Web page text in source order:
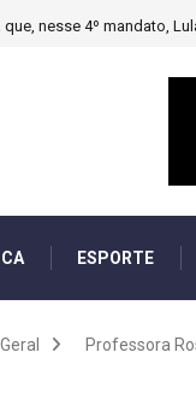
nesse 4º mandato,
ESPORTE
Geral Professora